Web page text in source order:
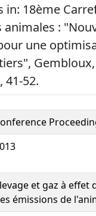
in: 18ème
animales :
une
41-52.
et gaz à effet
émissions de